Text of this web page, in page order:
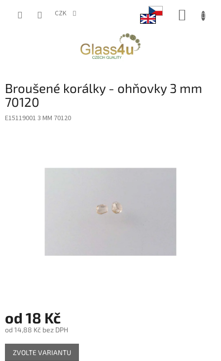
CZK
Broušené korálky - ohňovky 3 mm
70120
E15119001 3 MM 70120
od 18 Kč
od 14,88 Kč bez DPH
Měrná
cena:
ZVOLTE VARIANTU